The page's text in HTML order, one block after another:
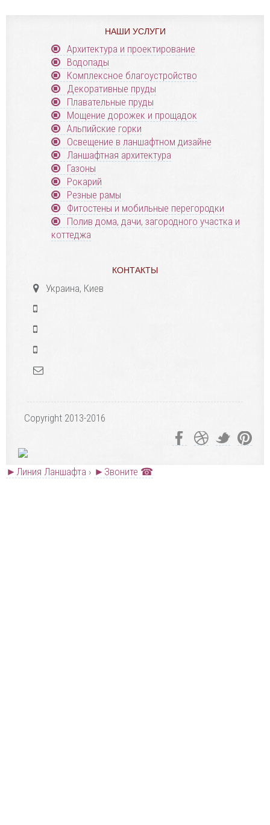
НАШИ УСЛУГИ
Архитектура и проектирование
Водопады
Комплексное благоустройство
Декоративные пруды
Плавательные пруды
Мощение дорожек и прощадок
Альпийские горки
Освещение в ланшафтном дизайне
Ланшафтная архитектура
Газоны
Рокарий
Резные рамы
Фитостены и мобильные перегородки
Полив дома, дачи, загородного участка и
коттеджа
КОНТАКТЫ
Украина, Киев
Copyright 2013-2016
►Линия Ланшафта › ►Звоните ☎